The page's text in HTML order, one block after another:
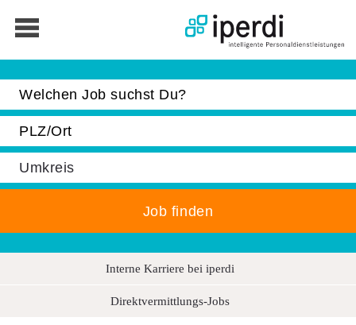
Interne Karriere bei iperdi
Direktvermittlungs-Jobs
Bewerber
Unternehmen
Über iperdi
Das ist iperdi
Keyfacts und Management
Soziales Engagement